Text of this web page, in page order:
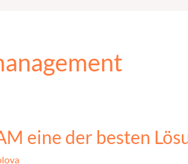
eine der besten